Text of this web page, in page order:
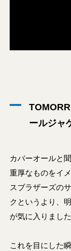
ールジャ
カバーオールと
重厚なものをイ
スブラザーズの
クというより、
が気に入りました
これを目にした